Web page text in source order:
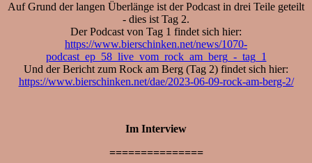
Auf Grund der langen Überlänge ist der Podcast in drei Teile geteilt
- dies ist Tag 2.
Der Podcast von Tag 1 findet sich hier:
https://www.bierschinken.net/news/1070-
podcast_ep_58_live_vom_rock_am_berg_-_tag_1
Und der Bericht zum Rock am Berg (Tag 2) findet sich hier:
https://www.bierschinken.net/dae/2023-06-09-rock-am-berg-2/
Im Interview
===============